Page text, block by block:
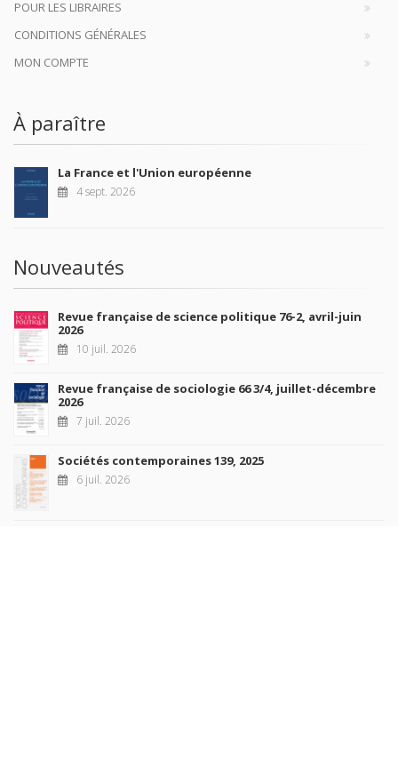
POUR LES LIBRAIRES
CONDITIONS GÉNÉRALES
MON COMPTE
À paraître
La France et l'Union européenne
4 sept. 2026
Nouveautés
Revue française de science politique 76-2, avril-juin
2026
10 juil. 2026
Revue française de sociologie 66 3/4, juillet-décembre
2026
7 juil. 2026
Sociétés contemporaines 139, 2025
6 juil. 2026